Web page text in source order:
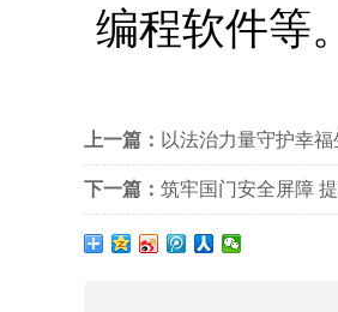
编程软件等。
上一篇： 以法治力量守护幸福
下一篇： 筑牢国门安全屏障